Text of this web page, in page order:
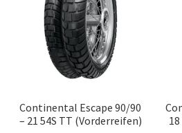
Continental Escape 90/90
– 21 54S TT (Vorderreifen)